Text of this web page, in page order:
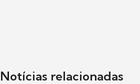
Notícias relacionadas